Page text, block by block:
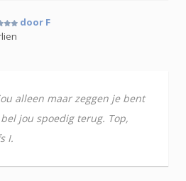
door F
alleen maar zeggen je bent
jou spoedig terug. Top,
I.